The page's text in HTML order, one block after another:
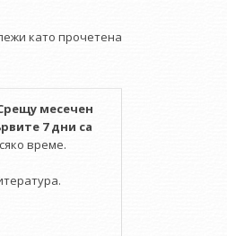
като прочетена
месечен
7 дни са
време.